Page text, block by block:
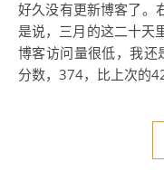
好久没有更新博客了。右边的Archives只有二月的文章，也就
是说，三月的这二十天
博客访问量很低，我
分数，374，比上次的